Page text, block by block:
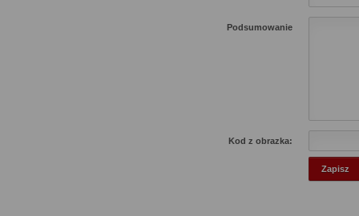
Podsumowanie
Kod z obrazka: